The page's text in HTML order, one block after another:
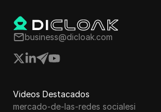
VKontakte
Mercado de Walmart
WebMoney
business@dicloak.com
Videos Destacados
mercado-de-las-redes socialesi